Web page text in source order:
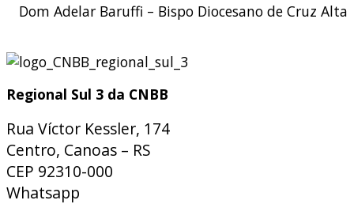
Dom Adelar Baruffi – Bispo Diocesano de Cruz Alta
Regional Sul 3 da CNBB
Rua Víctor Kessler, 174
Centro, Canoas – RS
CEP 92310-000
Whatsapp